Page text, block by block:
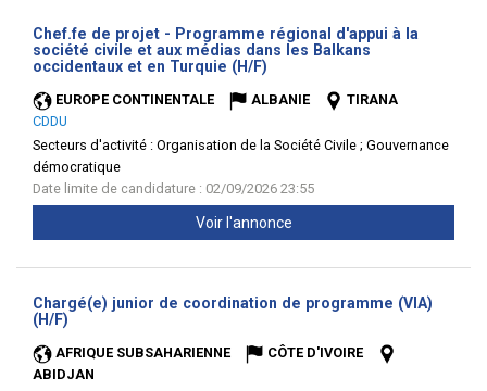
Chef.fe de projet - Programme régional d'appui à la
société civile et aux médias dans les Balkans
occidentaux et en Turquie (H/F)
EUROPE CONTINENTALE ALBANIE
TIRANA
CDDU
Secteurs d'activité : Organisation de la Société Civile ; Gouvernance
démocratique
Date limite de candidature : 02/09/2026 23:55
Voir l'annonce
Chargé(e) junior de coordination de programme (VIA)
(H/F)
AFRIQUE SUBSAHARIENNE
CÔTE D'IVOIRE
ABIDJAN